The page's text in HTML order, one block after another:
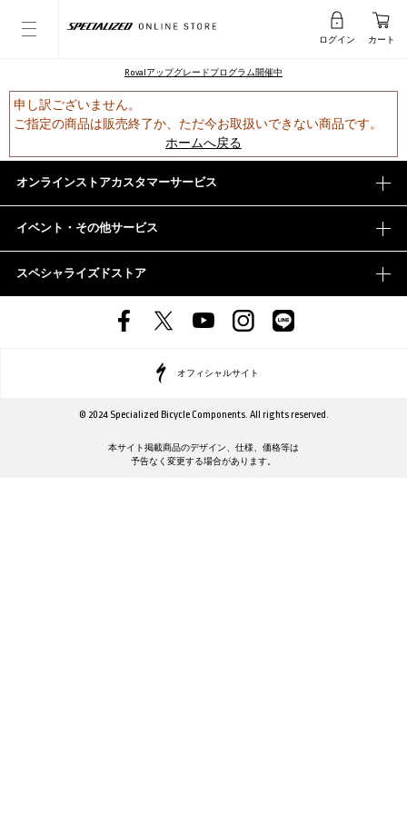
ログイン カート
Rovalアップグレードプログラム開催中
申し訳ございません。
ご指定の商品は販売終了か、ただ今お取扱いできない商品です。
ホームへ戻る
オンラインストアカスタマーサービス
イベント・その他サービス
スペシャライズドストア
オフィシャルサイト
© 2024 Specialized Bicycle Components. All rights reserved.
本サイト掲載商品のデザイン、仕様、価格等は
予告なく変更する場合があります。